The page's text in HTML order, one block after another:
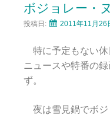
ボジョレー・
投稿日: 2011年11月26
特に予定もない休
ニュースや特番の
ず。
夜は雪見鍋でボジ